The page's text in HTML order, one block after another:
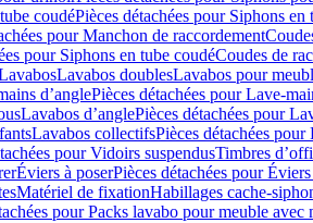
coudéPièces détachées pour Siphons en
pour Manchon de raccordement
pour Siphons en tube coudéCoudes de
Lavabos doublesLavabos pour
d’anglePièces détachées pour Lave-
Lavabos d’anglePièces détachées pour
Lavabos collectifsPièces détachées
pour Vidoirs suspendusTimbres
Éviers à poserPièces détachées pour
Matériel de fixationHabillages cache-
pour Packs lavabo pour meuble avec